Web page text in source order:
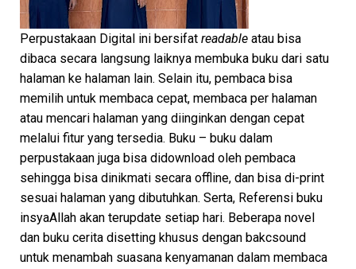
Perpustakaan Digital ini bersifat readable atau bisa
dibaca secara langsung laiknya membuka buku dari satu
halaman ke halaman lain. Selain itu, pembaca bisa
memilih untuk membaca cepat, membaca per halaman
atau mencari halaman yang diinginkan dengan cepat
melalui fitur yang tersedia. Buku – buku dalam
perpustakaan juga bisa didownload oleh pembaca
sehingga bisa dinikmati secara offline, dan bisa di-print
sesuai halaman yang dibutuhkan. Serta, Referensi buku
insyaAllah akan terupdate setiap hari. Beberapa novel
dan buku cerita disetting khusus dengan bakcsound
untuk menambah suasana kenyamanan dalam membaca